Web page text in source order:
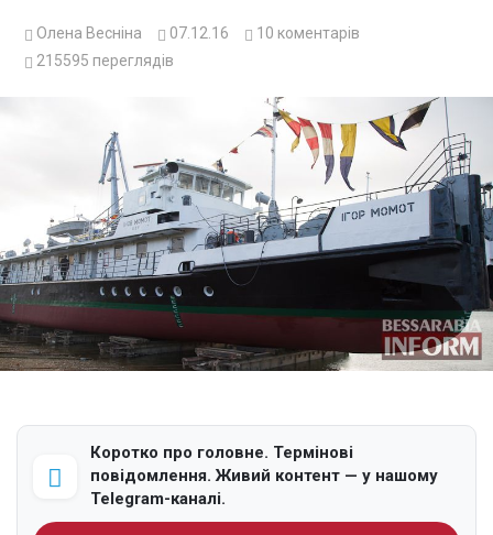
Олена Весніна 07.12.16 10 коментарів
215595 переглядів
Коротко про головне. Термінові
повідомлення. Живий контент — у нашому
Telegram-каналі.